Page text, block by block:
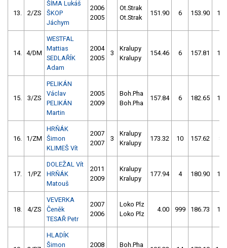
13. 2/ZS
ŠÍMA Lukáš
ŠKOP
Jáchym
2006
2005
Ot.Strak
Ot.Strak
151.90 6 153.90 10
14. 4/DM
WESTFAL
Mattias
SEDLAŘÍK
Adam
2004
2005
3
Kralupy
Kralupy
154.46 6 157.81 10
15. 3/ZS
PELIKÁN
Václav
PELIKÁN
Martin
2005
2009
Boh.Pha
Boh.Pha
157.84 6 182.65 18
16. 1/ZM
HRŇÁK
Šimon
KLIMEŠ Vít
2007
2007
3
Kralupy
Kralupy
173.32 10 157.62 8
17. 1/PZ
DOLEŽAL Vít
HRŇÁK
Matouš
2011
2009
Kralupy
Kralupy
177.94 4 180.90 16
18. 4/ZS
VEVERKA
Čeněk
TESAŘ Petr
2007
2006
Loko Plz
Loko Plz
4.00 999 186.73 16
HLADÍK
Šimon
2008
Boh.Pha